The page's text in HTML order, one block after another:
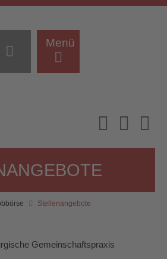
Menü
Stellenangebote
Gemeinschaftspraxis